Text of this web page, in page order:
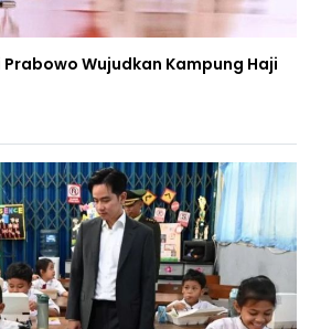
Wujudkan Kampung Haji